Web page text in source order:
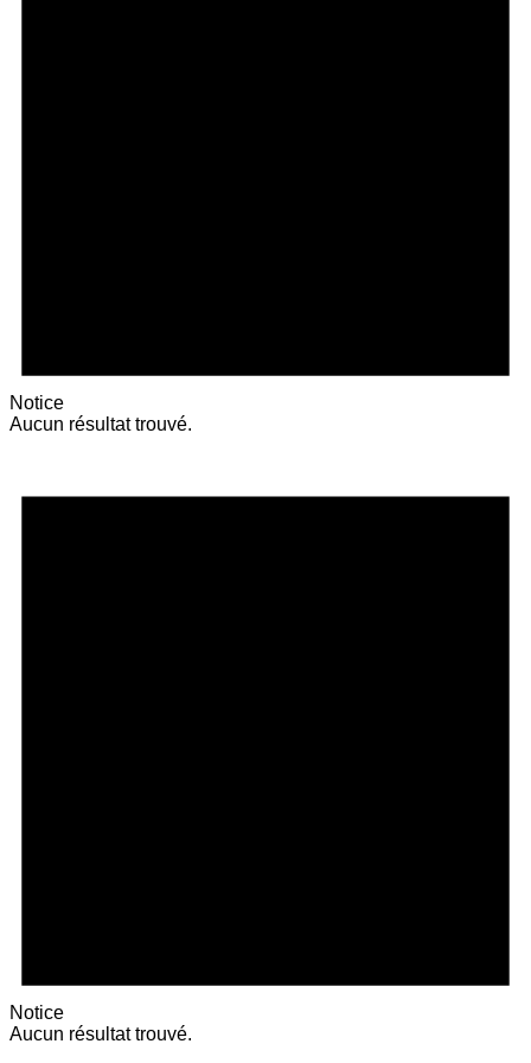
Notice
Aucun résultat trouvé.
Notice
Aucun résultat trouvé.